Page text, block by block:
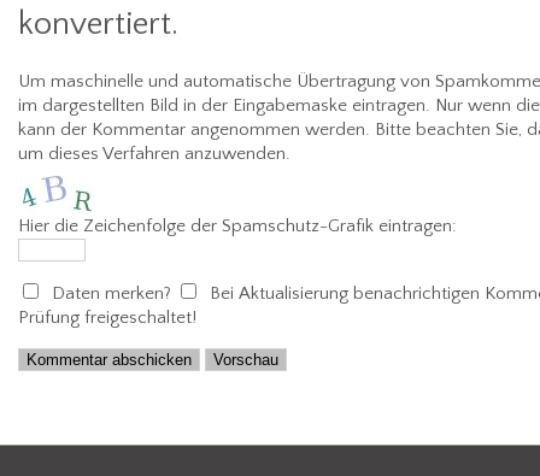
konvertiert.
Um maschinelle und automatische Übertragung von
im dargestellten Bild in der Eingabemaske eintragen. Nur wenn
kann der Kommentar angenommen werden. Bitte beachten Sie,
um dieses Verfahren anzuwenden.
Hier die Zeichenfolge der Spamschutz-Grafik eintragen:
Daten merken? Bei Aktualisierung benachrichtigen
Prüfung freigeschaltet!